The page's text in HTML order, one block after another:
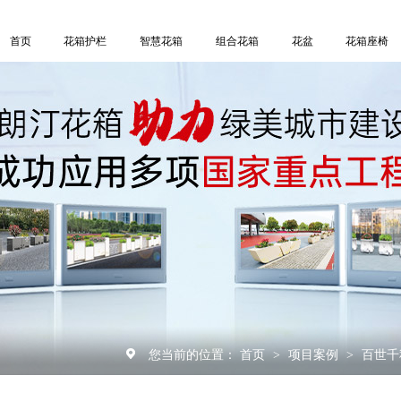
首页 花箱护栏 智慧花箱 组合花箱 花盆 花箱座椅
您当前的位置： 首页 > 项目案例 > 百世